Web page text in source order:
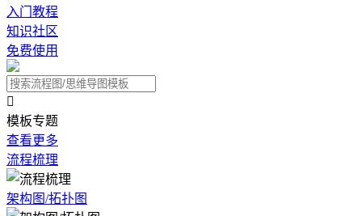
入门教程
知识社区
免费使用

模板专题
查看更多
流程梳理
架构图/拓扑图